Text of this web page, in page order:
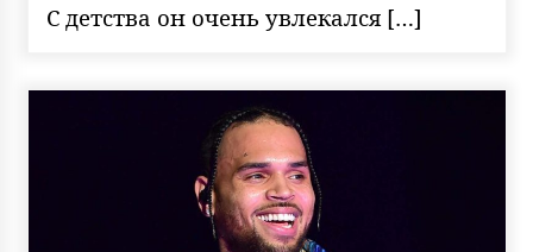
С детства он очень увлекался […]